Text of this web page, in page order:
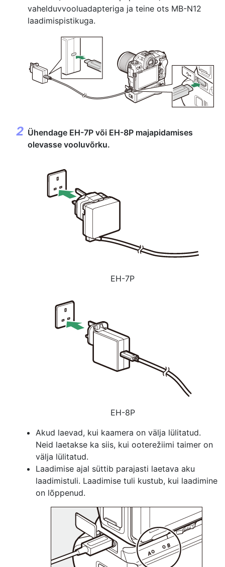
vahelduvvooluadapteriga ja teine ots MB-N12
laadimispistikuga.
Ühendage EH-7P või EH-8P majapidamises
olevasse vooluvõrku.
EH-7P
EH-8P
Akud laevad, kui kaamera on välja lülitatud.
Neid laetakse ka siis, kui ooterežiimi taimer on
välja lülitatud.
Laadimise ajal süttib parajasti laetava aku
laadimistuli. Laadimise tuli kustub, kui laadimine
on lõppenud.